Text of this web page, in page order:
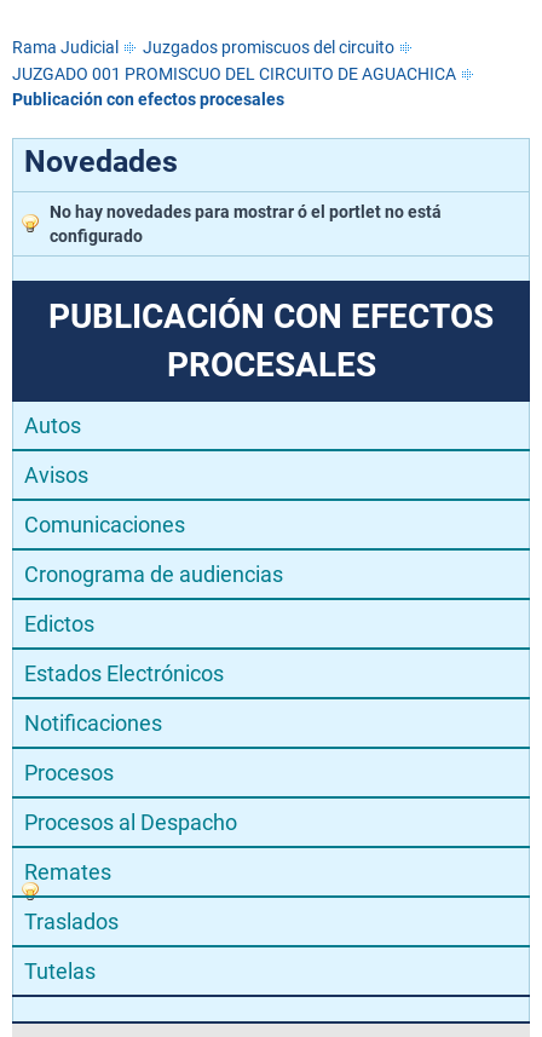
Rama Judicial
Juzgados promiscuos del circuito
JUZGADO 001 PROMISCUO DEL CIRCUITO DE AGUACHICA
Publicación con efectos procesales
Novedades
No hay novedades para mostrar ó el portlet no está
configurado
PUBLICACIÓN CON EFECTOS
PROCESALES
Autos
Avisos
Comunicaciones
Cronograma de audiencias
Edictos
Estados Electrónicos
Notificaciones
Procesos
Procesos al Despacho
Remates
Traslados
Tutelas